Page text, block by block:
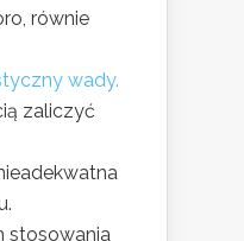
równie
wady.
zaliczyć
stosowania